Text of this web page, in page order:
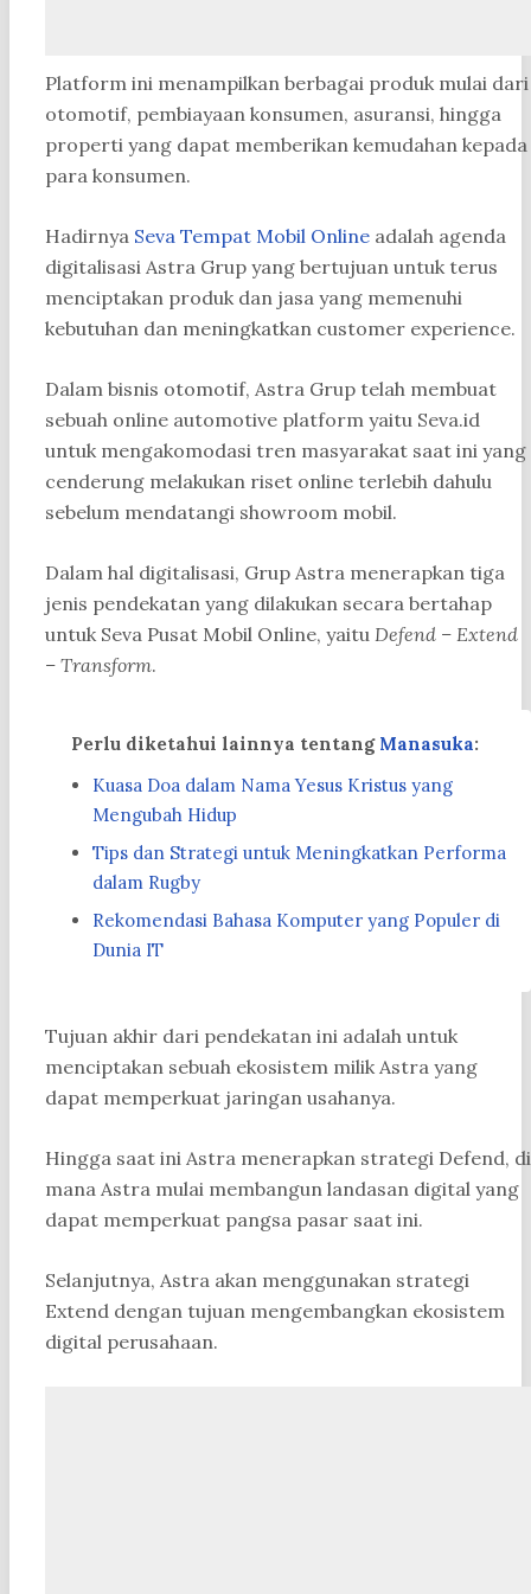
Platform ini menampilkan berbagai produk mulai dari
otomotif, pembiayaan konsumen, asuransi, hingga
properti yang dapat memberikan kemudahan kepada
para konsumen.
Hadirnya Seva Tempat Mobil Online adalah agenda
digitalisasi Astra Grup yang bertujuan untuk terus
menciptakan produk dan jasa yang memenuhi
kebutuhan dan meningkatkan customer experience.
Dalam bisnis otomotif, Astra Grup telah membuat
sebuah online automotive platform yaitu Seva.id
untuk mengakomodasi tren masyarakat saat ini yang
cenderung melakukan riset online terlebih dahulu
sebelum mendatangi showroom mobil.
Dalam hal digitalisasi, Grup Astra menerapkan tiga
jenis pendekatan yang dilakukan secara bertahap
untuk Seva Pusat Mobil Online, yaitu Defend – Extend
– Transform.
Perlu diketahui lainnya tentang Manasuka:
Kuasa Doa dalam Nama Yesus Kristus yang
Mengubah Hidup
Tips dan Strategi untuk Meningkatkan Performa
dalam Rugby
Rekomendasi Bahasa Komputer yang Populer di
Dunia IT
Tujuan akhir dari pendekatan ini adalah untuk
menciptakan sebuah ekosistem milik Astra yang
dapat memperkuat jaringan usahanya.
Hingga saat ini Astra menerapkan strategi Defend, di
mana Astra mulai membangun landasan digital yang
dapat memperkuat pangsa pasar saat ini.
Selanjutnya, Astra akan menggunakan strategi
Extend dengan tujuan mengembangkan ekosistem
digital perusahaan.